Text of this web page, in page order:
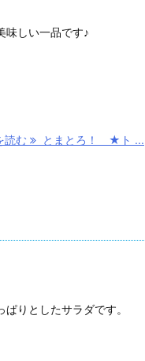
味しい一品です♪
読む とまとろ！ ★ト ...
りとしたサラダです。